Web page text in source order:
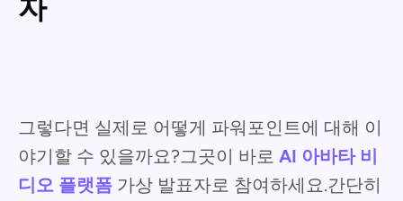
자
그렇다면 실제로 어떻게 파워포인트에 대해 이
야기할 수 있을까요?그곳이 바로 AI 아바타 비
디오 플랫폼 가상 발표자로 참여하세요.간단히